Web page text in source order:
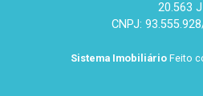
20.563 J
CNPJ:
Sistema Imobiliário Feito